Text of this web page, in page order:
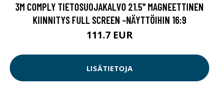
3M COMPLY TIETOSUOJAKALVO 21.5" MAGNEETTINEN
KIINNITYS FULL SCREEN -NÄYTTÖIHIN 16:9
111.7 EUR
LISÄTIETOJA